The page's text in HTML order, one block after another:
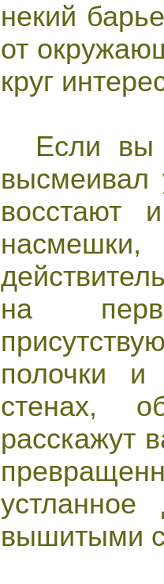
некий
от
круг
Если вы
высмеивал
восстают
на
полочки и
стенах,
расскажут
вышитыми